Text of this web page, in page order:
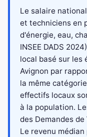
Le salaire
et techniciens en
d'énergie, eau,
INSEE DADS
local basé sur les
Avignon par
la même
effectifs locaux
à la population.
des Demandes
Le revenu